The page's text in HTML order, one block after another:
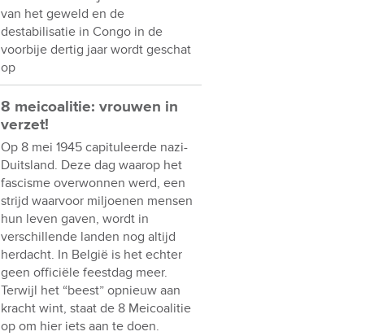
van het geweld en de
destabilisatie in Congo in de
voorbije dertig jaar wordt geschat
op
8 meicoalitie: vrouwen in
verzet!
Op 8 mei 1945 capituleerde nazi-
Duitsland. Deze dag waarop het
fascisme overwonnen werd, een
strijd waarvoor miljoenen mensen
hun leven gaven, wordt in
verschillende landen nog altijd
herdacht. In België is het echter
geen officiële feestdag meer.
Terwijl het “beest” opnieuw aan
kracht wint, staat de 8 Meicoalitie
op om hier iets aan te doen.